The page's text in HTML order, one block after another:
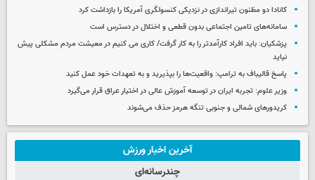
کانادا دو مظنون تیراندازی در نزدیکی کنسولگری آمریکا را بازداشت کرد
سامانه‌های تامین اجتماعی بدون قطعی و اختلال در دسترس است
پزشکیان: باید افراد کارآمدتر را به کار گرفت/ کاری می کنیم در معیشت مردم مشکلی پیش
نیاید
پاسخ قالیباف به ترامپ: واقعیت‌ها را بپذیرید و به تعهدات خود عمل کنید
وزیر علوم: تجربه ایران در توسعه آموزش عالی در اختیار عراق قرار می‌گیرد
کریدورهای شمالی و جنوبی تنگه هرمز حذف می‌شوند
آخرین اخبار ورزش
چندرسانه‌ای